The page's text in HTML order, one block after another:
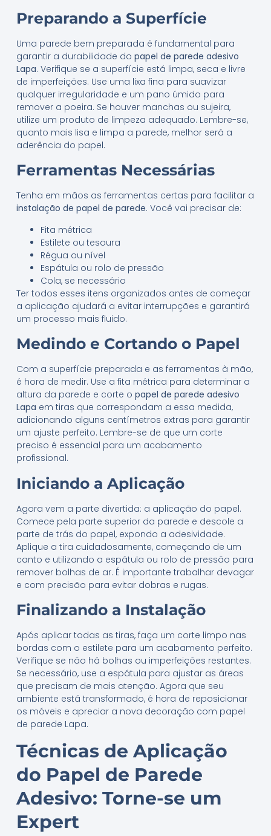
Preparando a Superfície
Uma parede bem preparada é fundamental para
garantir a durabilidade do papel de parede adesivo
Lapa. Verifique se a superfície está limpa, seca e livre
de imperfeições. Use uma lixa fina para suavizar
qualquer irregularidade e um pano úmido para
remover a poeira. Se houver manchas ou sujeira,
utilize um produto de limpeza adequado. Lembre-se,
quanto mais lisa e limpa a parede, melhor será a
aderência do papel.
Ferramentas Necessárias
Tenha em mãos as ferramentas certas para facilitar a
instalação de papel de parede. Você vai precisar de:
Fita métrica
Estilete ou tesoura
Régua ou nível
Espátula ou rolo de pressão
Cola, se necessário
Ter todos esses itens organizados antes de começar
a aplicação ajudará a evitar interrupções e garantirá
um processo mais fluido.
Medindo e Cortando o Papel
Com a superfície preparada e as ferramentas à mão,
é hora de medir. Use a fita métrica para determinar a
altura da parede e corte o papel de parede adesivo
Lapa em tiras que correspondam a essa medida,
adicionando alguns centímetros extras para garantir
um ajuste perfeito. Lembre-se de que um corte
preciso é essencial para um acabamento
profissional.
Iniciando a Aplicação
Agora vem a parte divertida: a aplicação do papel.
Comece pela parte superior da parede e descole a
parte de trás do papel, expondo a adesividade.
Aplique a tira cuidadosamente, começando de um
canto e utilizando a espátula ou rolo de pressão para
remover bolhas de ar. É importante trabalhar devagar
e com precisão para evitar dobras e rugas.
Finalizando a Instalação
Após aplicar todas as tiras, faça um corte limpo nas
bordas com o estilete para um acabamento perfeito.
Verifique se não há bolhas ou imperfeições restantes.
Se necessário, use a espátula para ajustar as áreas
que precisam de mais atenção. Agora que seu
ambiente está transformado, é hora de reposicionar
os móveis e apreciar a nova decoração com papel
de parede Lapa.
Técnicas de Aplicação
do Papel de Parede
Adesivo: Torne-se um
Expert